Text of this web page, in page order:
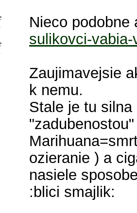
Nieco podobne
sulikovci-
Zaujimavejsie
k nemu.
Stale je tu
ozieranie ) a
nasiele
:blici smajlik: